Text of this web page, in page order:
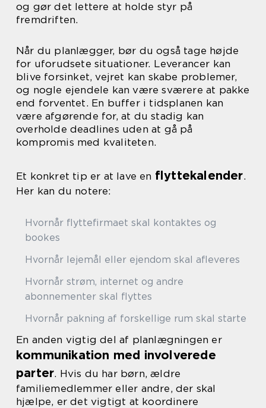
og gør det lettere at holde styr på
fremdriften.
Når du planlægger, bør du også tage højde
for uforudsete situationer. Leverancer kan
blive forsinket, vejret kan skabe problemer,
og nogle ejendele kan være sværere at pakke
end forventet. En buffer i tidsplanen kan
være afgørende for, at du stadig kan
overholde deadlines uden at gå på
kompromis med kvaliteten.
Et konkret tip er at lave en flyttekalender.
Her kan du notere:
Hvornår flyttefirmaet skal kontaktes og
bookes
Hvornår lejemål eller ejendom skal afleveres
Hvornår strøm, internet og andre
abonnementer skal flyttes
Hvornår pakning af forskellige rum skal starte
En anden vigtig del af planlægningen er
kommunikation med involverede
parter. Hvis du har børn, ældre
familiemedlemmer eller andre, der skal
hjælpe, er det vigtigt at koordinere